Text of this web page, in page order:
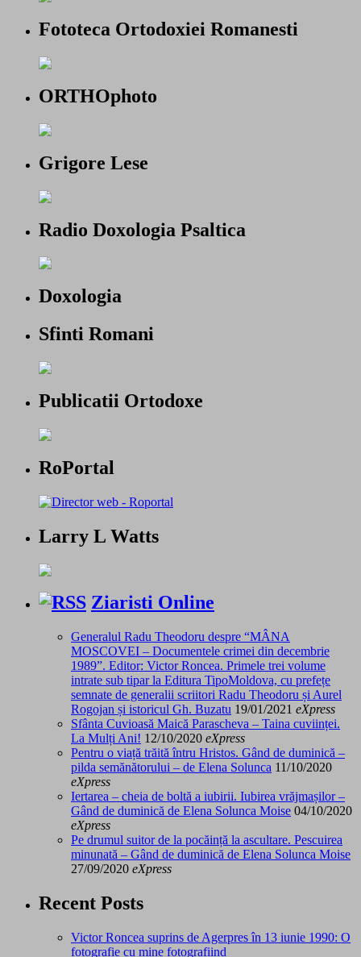
Fototeca Ortodoxiei Romanesti
ORTHOphoto
Grigore Lese
Radio Doxologia Psaltica
Doxologia
Sfinti Romani
Publicatii Ortodoxe
RoPortal
Larry L Watts
Ziaristi Online
Generalul Radu Theodoru despre “MÂNA
MOSCOVEI – Documentele crimei din decembrie
1989”. Editor: Victor Roncea. Primele trei volume
intrate sub tipar la Editura TipoMoldova, cu prefețe
semnate de generalii scriitori Radu Theodoru și Aurel
Rogojan și istoricul Gh. Buzatu 19/01/2021 eXpress
Sfânta Cuvioasă Maică Parascheva – Taina cuviinței.
La Mulți Ani! 12/10/2020 eXpress
Pentru o viață trăită întru Hristos. Gând de duminică –
pilda semănătorului – de Elena Solunca 11/10/2020
eXpress
Iertarea – cheia de boltă a iubirii. Iubirea vrăjmașilor –
Gând de duminică de Elena Solunca Moise 04/10/2020
eXpress
Pe drumul suitor de la pocăință la ascultare. Pescuirea
minunată – Gând de duminică de Elena Solunca Moise
27/09/2020 eXpress
Recent Posts
Victor Roncea suprins de Agerpres în 13 iunie 1990: O
fotografie cu mine fotografiind